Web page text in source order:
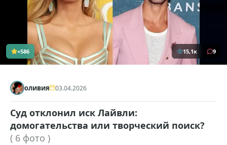
+586 15,1к 9
оливия 03.04.2026
Суд отклонил иск Лайвли:
домогательства или творческий поиск?
( 6 фото )